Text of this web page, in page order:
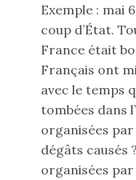
Exemple : mai
coup d’État.
France était
Français ont
avec le temps
tombées dans
organisées
dégâts causés
organisées